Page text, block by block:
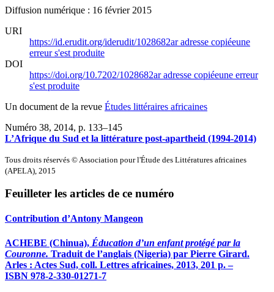
Diffusion numérique : 16 février 2015
URI
https://id.erudit.org/iderudit/1028682aradresse copiéeune
erreur s'est produite
DOI
https://doi.org/10.7202/1028682aradresse copiéeune erreur
s'est produite
Un document de la revue Études littéraires africaines
Numéro 38, 2014, p. 133–145
L’Afrique du Sud et la littérature post-apartheid (1994-2014)
Tous droits réservés © Association pour l'Étude des Littératures africaines
(APELA), 2015
Feuilleter les articles de ce numéro
Contribution d’Antony Mangeon
ACHEBE (Chinua), Éducation d’un enfant protégé par la
Couronne. Traduit de l’anglais (Nigeria) par Pierre Girard.
Arles : Actes Sud, coll. Lettres africaines, 2013, 201 p. –
ISBN 978-2-330-01271-7